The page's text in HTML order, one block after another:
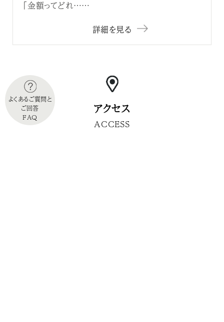
「金額ってどれ……
詳細を見る
アクセス
ACCESS
よくあるご質問と
ご回答
FAQ